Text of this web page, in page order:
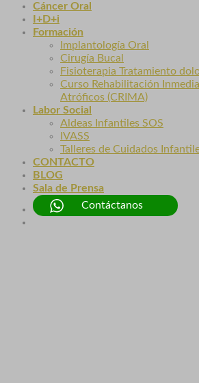
Cáncer Oral
I+D+i
Formación
Implantología Oral
Cirugía Bucal
Fisioterapia Tratamiento
Curso Rehabilitación
Atróficos (CRIMA)
Labor Social
Aldeas Infantiles SOS
IVASS
Talleres de Cuidados
CONTACTO
BLOG
Sala de Prensa
Contáctanos